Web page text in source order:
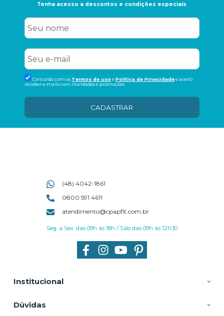
Tenha acesso a descontos e condições especiais
Concordo com os Termos de uso ePolitica de Privacidadee aceito
receber e-mails com novidades e promoções.
CADASTRAR
Institucional
Dúvidas
(48) 4042-1861
0800 591 4611
atendimento@cpapfit.com.br
Seg. a Sex. das 09h às 18h / Sáb das 09h às 12h30